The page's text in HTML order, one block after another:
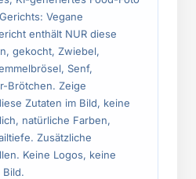
Vegane
enthält NUR diese
gekocht, Zwiebel,
Senf,
Brötchen. Zeige
Zutaten im Bild, keine
natürliche Farben,
Zusätzliche
Keine Logos, keine
Bild.